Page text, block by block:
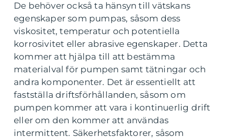
De behöver också ta hänsyn till vätskans
egenskaper som pumpas, såsom dess
viskositet, temperatur och potentiella
korrosivitet eller abrasive egenskaper. Detta
kommer att hjälpa till att bestämma
materialval för pumpen samt tätningar och
andra komponenter. Det är essentiellt att
fastställa driftsförhållanden, såsom om
pumpen kommer att vara i kontinuerlig drift
eller om den kommer att användas
intermittent. Säkerhetsfaktorer, såsom